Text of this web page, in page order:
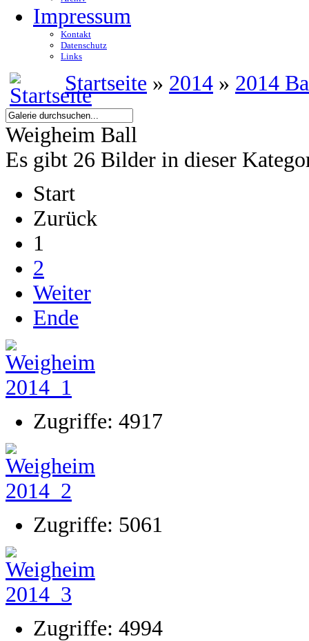
Impressum
Kontakt
Datenschutz
Links
Startseite » 2014 » 2014
Weigheim Ball
Es gibt 26 Bilder in dieser
Start
Zurück
1
2
Weiter
Ende
Zugriffe: 4917
Zugriffe: 5061
Zugriffe: 4994